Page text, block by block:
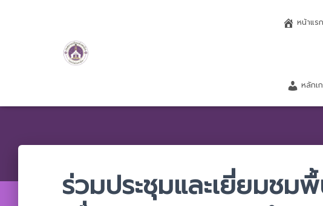
หน้าแรก
หลักเ
ร่วมประชุมและเยี่ยมชม